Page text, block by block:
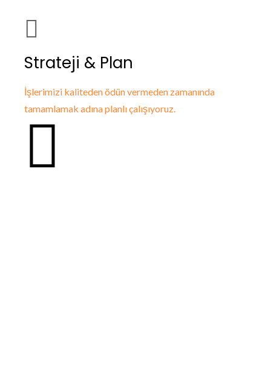
Strateji & Plan
İşlerimizi kaliteden ödün vermeden zamanında
tamamlamak adına planlı çalışıyoruz.